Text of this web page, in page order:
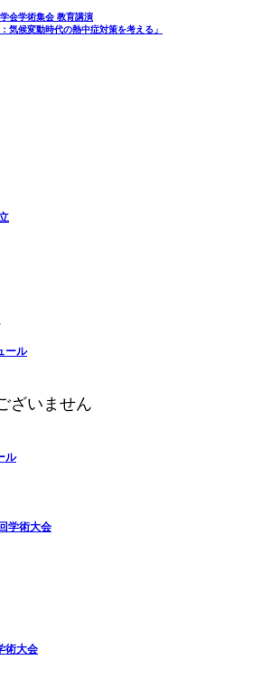
会学術集会 教育講演
気候変動時代の熱中症対策を考える」
ール
ざいません
ル
学術大会
術大会